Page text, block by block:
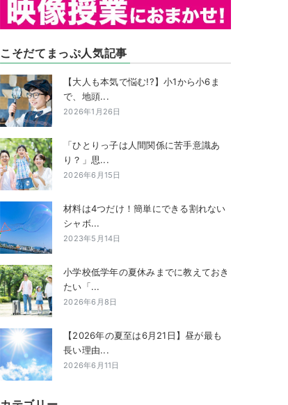
こそだてまっぷ人気記事
【大人も本気で悩む!?】小1から小6ま
で、地頭...
2026年1月26日
「ひとりっ子は人間関係に苦手意識あ
り？」思...
2026年6月15日
材料は4つだけ！簡単にできる割れない
シャボ...
2023年5月14日
小学校低学年の夏休みまでに教えておき
たい「...
2026年6月8日
【2026年の夏至は6月21日】昼が最も
長い理由...
2026年6月11日